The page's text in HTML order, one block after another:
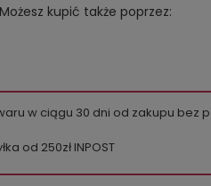
Możesz kupić także poprzez:
w ciągu 30 dni od zakupu bez
od 250zł INPOST